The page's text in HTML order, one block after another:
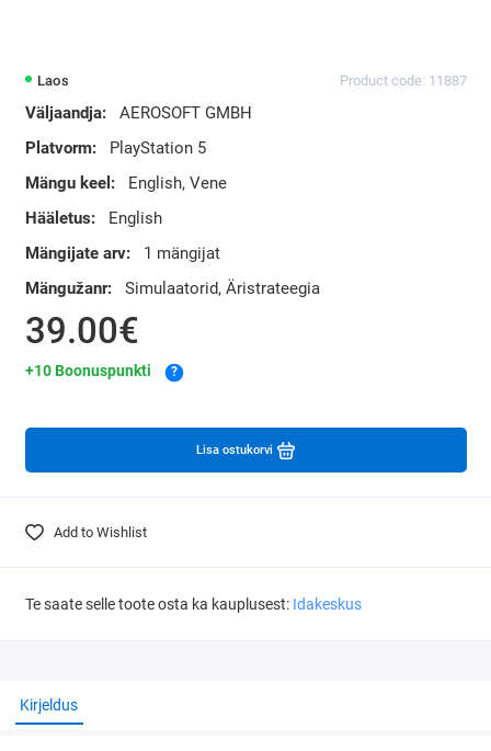
Laos Product code: 11887
Väljaandja:
AEROSOFT GMBH
Platvorm:
PlayStation 5
Mängu keel:
English, Vene
Hääletus:
English
Mängijate arv:
1 mängijat
Mängužanr:
Simulaatorid, Äristrateegia
39.00€
+10 Boonuspunkti ?
Lisa ostukorvi
Add to Wishlist
Te saate selle toote osta ka kauplusest: Idakeskus
Kirjeldus